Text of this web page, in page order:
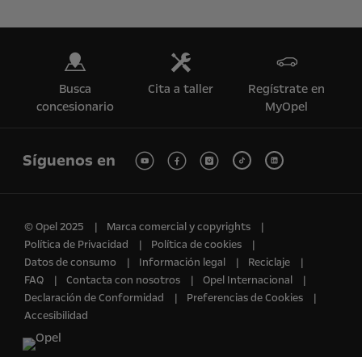
Busca
concesionario
Cita a taller
Regístrate en
MyOpel
Síguenos en
© Opel 2025
Marca comercial y copyrights
Política de Privacidad
Política de cookies
Datos de consumo
Información legal
Reciclaje
FAQ
Contacta con nosotros
Opel Internacional
Declaración de Conformidad
Preferencias de Cookies
Accesibilidad